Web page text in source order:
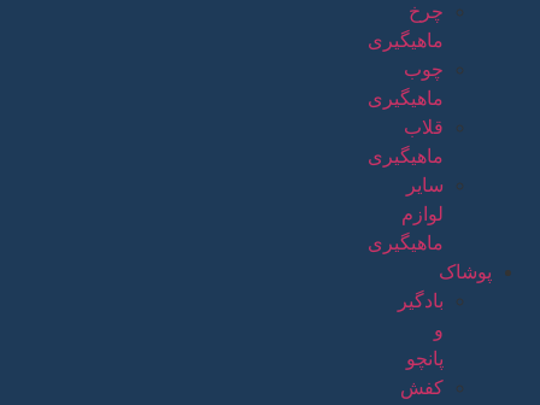
چرخ
ماهیگیری
چوب
ماهیگیری
قلاب
ماهیگیری
سایر
لوازم
ماهیگیری
پوشاک
بادگیر
و
پانچو
کفش